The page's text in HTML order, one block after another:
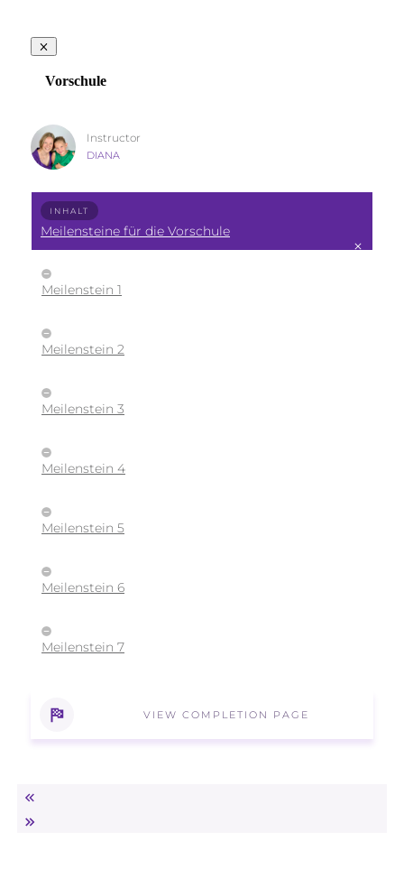
Vorschule
Instructor
DIANA
INHALT
Meilensteine für die Vorschule
Meilenstein 1
Meilenstein 2
Meilenstein 3
Meilenstein 4
Meilenstein 5
Meilenstein 6
Meilenstein 7
VIEW COMPLETION PAGE